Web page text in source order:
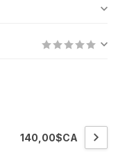
140,00$CA